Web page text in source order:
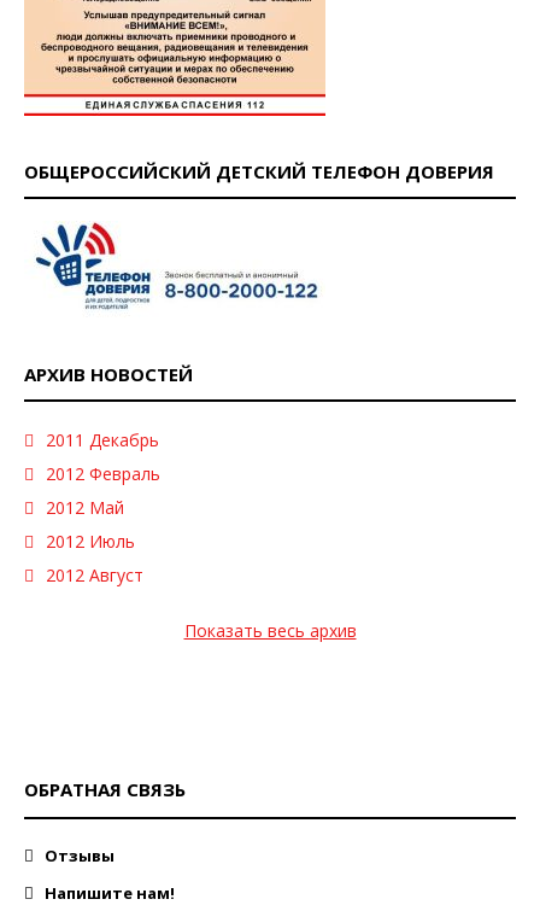
ОБЩЕРОССИЙСКИЙ ДЕТСКИЙ ТЕЛЕФОН ДОВЕРИЯ
АРХИВ НОВОСТЕЙ
2011 Декабрь
2012 Февраль
2012 Май
2012 Июль
2012 Август
Показать весь архив
ОБРАТНАЯ СВЯЗЬ
Отзывы
Напишите нам!